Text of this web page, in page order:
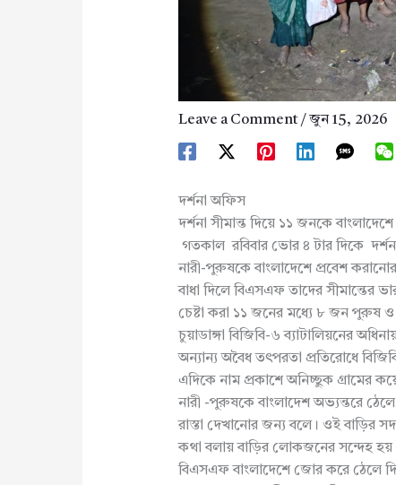
Leave a Comment /জুন 15, 2026
দর্শনা অফিস
দর্শনা সীমান্ত দিয়ে ১১ জনকে
গতকাল রবিবার ভোর ৪ টার দিকে
নারী-পুরুষকে বাংলাদেশে প্রবেশ
বাধা দিলে বিএসএফ তাদের সীমান্তের
চেষ্টা করা ১১ জনের মধ্যে ৮ জন পুরুষ ও
চুয়াডাঙ্গা বিজিবি-৬ ব্যাটালিয়নের
অন্যান্য অবৈধ তৎপরতা প্রতিরোধে
এদিকে নাম প্রকাশে অনিচ্ছুক গ্রামের
নারী -পুরুষকে বাংলাদেশ অভ্যন্তরে
রাস্তা দেখানোর জন্য বলে। ওই বাড়ির
কথা বলায় বাড়ির লোকজনের সন্দেহ
বিএসএফ বাংলাদেশে জোর করে ঠেলে